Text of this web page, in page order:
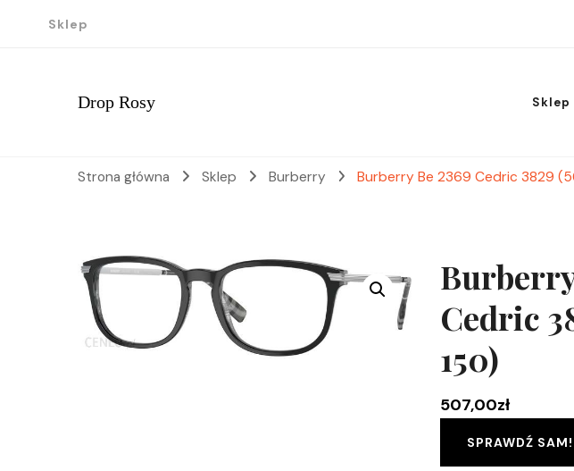
Sklep
Drop Rosy Sklep
Strona główna Sklep Burberry Burberry Be 2369 Cedric 3829
Cedric
150)
507,00zł
SPRAWDŹ SAM!